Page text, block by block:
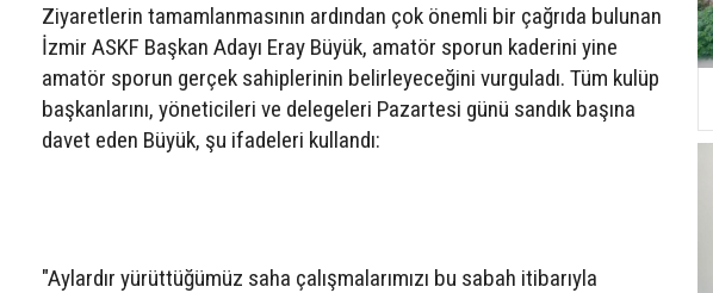
Ziyaretlerin tamamlanmasının ardından çok önemli bir çağrıda bulunan
İzmir ASKF Başkan Adayı Eray Büyük, amatör sporun kaderini yine
amatör sporun gerçek sahiplerinin belirleyeceğini vurguladı. Tüm kulüp
başkanlarını, yöneticileri ve delegeleri Pazartesi günü sandık başına
davet eden Büyük, şu ifadeleri kullandı:
"Aylardır yürüttüğümüz saha çalışmalarımızı bu sabah itibarıyla